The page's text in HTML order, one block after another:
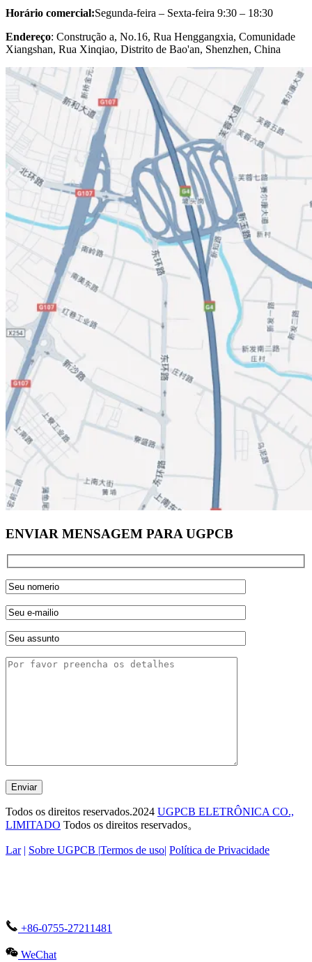
Horário comercial:Segunda-feira – Sexta-feira 9:30 – 18:30
Endereço: Construção a, No.16, Rua Henggangxia, Comunidade
Xiangshan, Rua Xinqiao, Distrito de Bao'an, Shenzhen, China
ENVIAR MENSAGEM PARA UGPCB
Enviar
Todos os direitos reservados.2024 UGPCB ELETRÔNICA CO.,
LIMITADO Todos os direitos reservados。
Lar | Sobre UGPCB |Termos de uso| Política de Privacidade
+86-0755-27211481
WeChat